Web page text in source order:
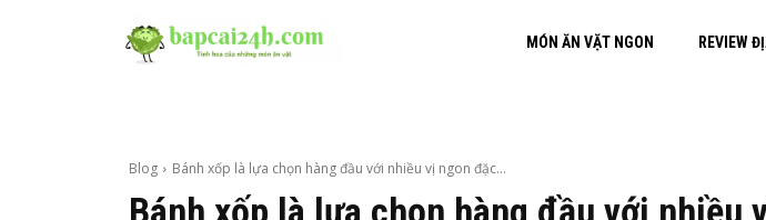
MÓN ĂN VẶT NGON REVIEW
Blog Bánh xốp là lựa chọn hàng đầu với nhiều vị ngon đặc...
Bánh xốp là lựa chọn hàng đầu với nhiều